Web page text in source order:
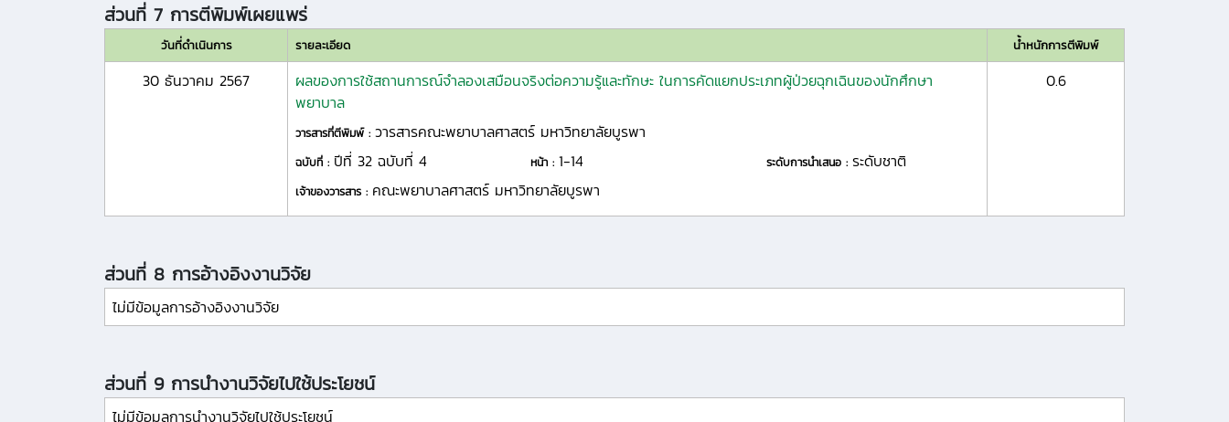
ส่วนที่ 7 การตีพิมพ์เผยแพร่
วันที่ดำเนินการ รายละเอียด น้ำหนักการตีพิมพ์
30 ธันวาคม 2567
ผลของการใช้สถานการณ์จำลองเสมือนจริงต่อความรู้และทักษะ ในการคัดแยกประเภทผู้ป่วยฉุกเฉินของนักศึกษา
พยาบาล
วารสารที่ตีพิมพ์ : วารสารคณะพยาบาลศาสตร์ มหาวิทยาลัยบูรพา
ฉบับที่ : ปีที่ 32 ฉบับที่ 4 หน้า :1-14 ระดับการนำเสนอ : ระดับชาติ
เจ้าของวารสาร : คณะพยาบาลศาสตร์ มหาวิทยาลัยบูรพา
0.6
ส่วนที่ 8 การอ้างอิงงานวิจัย
ไม่มีข้อมูลการอ้างอิงงานวิจัย
ส่วนที่ 9 การนำงานวิจัยไปใช้ประโยชน์
ไม่มีข้อมูลการนำงานวิจัยไปใช้ประโยชน์